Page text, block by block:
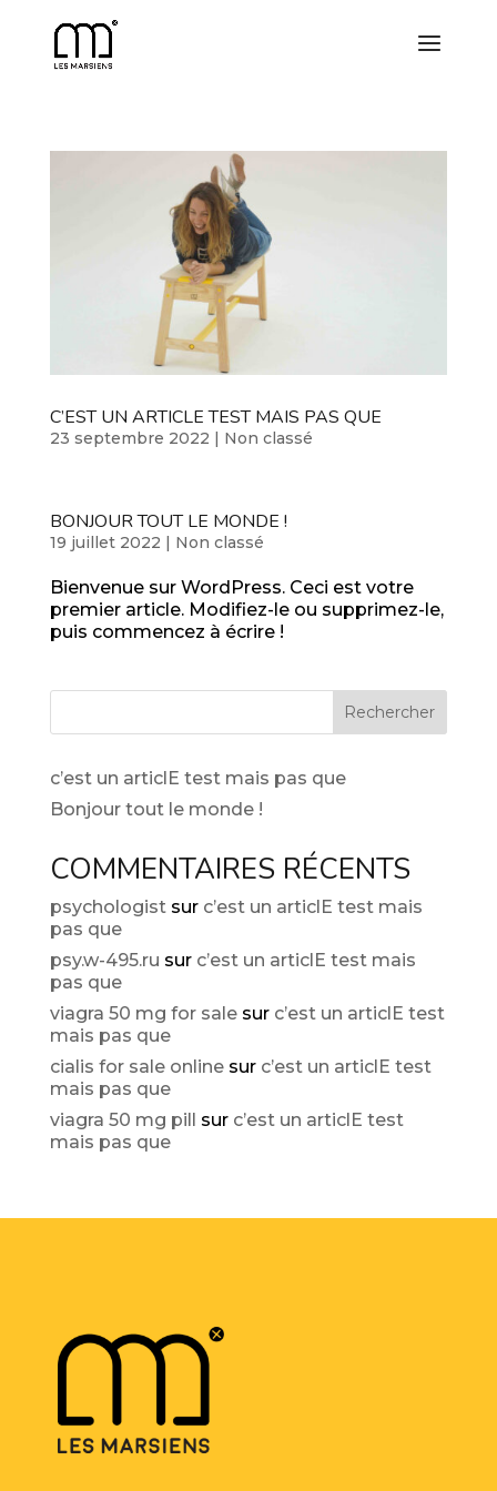
C’EST UN ARTICLE TEST MAIS PAS QUE
23 septembre 2022 | Non classé
BONJOUR TOUT LE MONDE !
19 juillet 2022 | Non classé
Bienvenue sur WordPress. Ceci est votre
premier article. Modifiez-le ou supprimez-le,
puis commencez à écrire !
Rechercher
c’est un articlE test mais pas que
Bonjour tout le monde !
COMMENTAIRES RÉCENTS
psychologistsur c’est un articlE test mais
pas que
psy.w-495.ru sur c’est un articlE test mais
pas que
viagra 50 mg for salesur c’est un articlE test
mais pas que
cialis for sale onlinesur c’est un articlE test
mais pas que
viagra 50 mg pill sur c’est un articlE test
mais pas que